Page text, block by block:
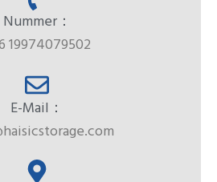
Nummer：
19974079502
E-Mail：